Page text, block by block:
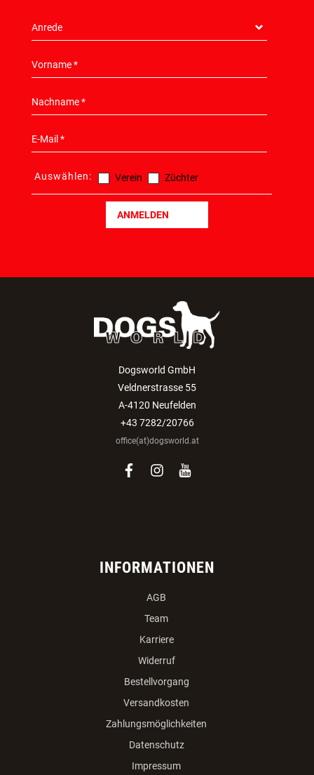
Auswählen: Verein Züchter
ANMELDEN
Dogsworld GmbH
Veldnerstrasse 55
A-4120 Neufelden
+43 7282/20766
office(at)dogsworld.at
facebook
instagram
youtube
INFORMATIONEN
AGB
Team
Karriere
Widerruf
Bestellvorgang
Versandkosten
Zahlungsmöglichkeiten
Datenschutz
Impressum